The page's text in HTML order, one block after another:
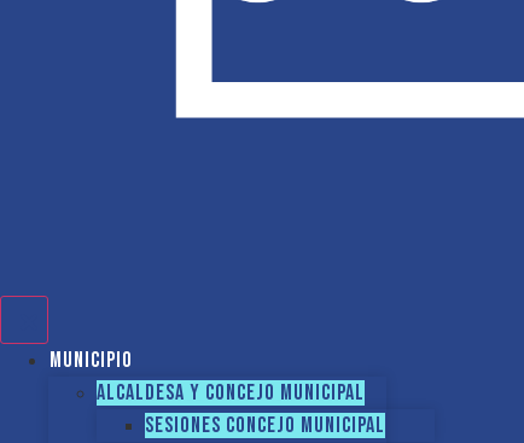
Municipio
Alcaldesa y Concejo Municipal
Sesiones Concejo Municipal